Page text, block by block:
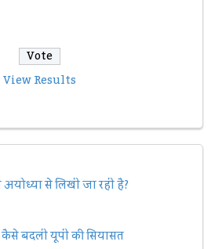
View Results
से लिखी जा रही है?
कैसे बदली यूपी की सियासत